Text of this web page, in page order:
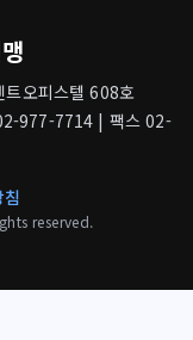
트오피스텔 608호
977-7714 | 팩스 02-
reserved.